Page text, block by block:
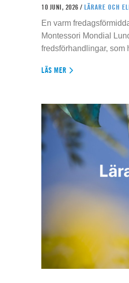
10 JUNI, 2026 / LÄRARE OCH
En varm
Montessori Mondial
fredsförhandlingar, som
LÄS MER